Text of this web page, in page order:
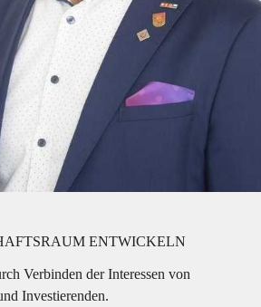
ENTWICKELN
Verbinden der Interessen von
Investierenden.